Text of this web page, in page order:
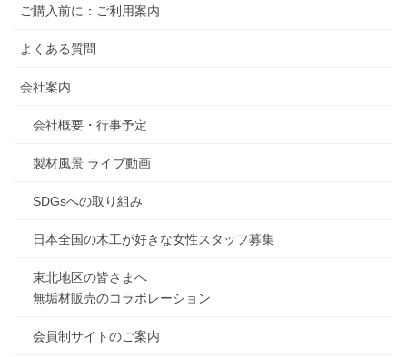
ご購入前に：ご利用案内
よくある質問
会社案内
会社概要・行事予定
製材風景 ライブ動画
SDGsへの取り組み
日本全国の木工が好きな女性スタッフ募集
東北地区の皆さまへ
無垢材販売のコラボレーション
会員制サイトのご案内